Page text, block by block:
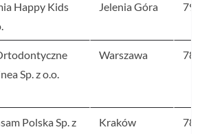
Happy Kids
Jelenia Góra 79
Sp. z o.o.
Warszawa 78
Polska Sp. z
Kraków 78